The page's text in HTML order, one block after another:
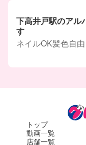
下高井戸駅のアル
す
ネイルOK髪色自由
トップ
動画一覧
店舗一覧